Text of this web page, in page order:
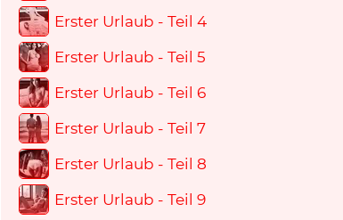
Erster Urlaub - Teil 4
Erster Urlaub - Teil 5
Erster Urlaub - Teil 6
Erster Urlaub - Teil 7
Erster Urlaub - Teil 8
Erster Urlaub - Teil 9